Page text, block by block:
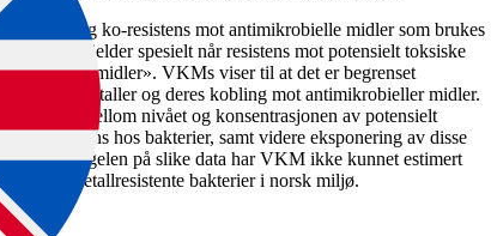
kryss- og ko-resistens mot antimikrobielle midler som brukes
Det gjelder spesielt når resistens mot potensielt toksiske
midler». VKMs viser til at det er begrenset
toksiske metaller og deres kobling mot antimikrobieller midler.
mellom nivået og konsentrasjonen av potensielt
resistens hos bakterier, samt videre eksponering av disse
av mangelen på slike data har VKM ikke kunnet estimert
slike metallresistente bakterier i norsk miljø.